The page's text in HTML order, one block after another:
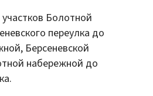
Болотной
переулка до
Берсеневской
набережной до